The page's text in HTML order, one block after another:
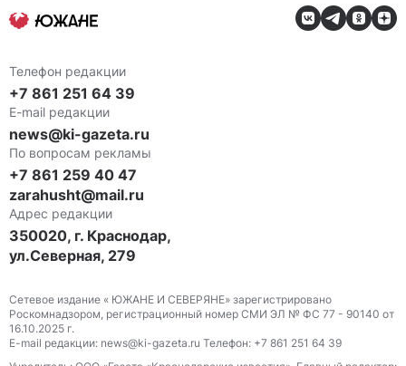
Телефон редакции
+7 861 251 64 39
E-mail редакции
news@ki-gazeta.ru
По вопросам рекламы
+7 861 259 40 47
zarahusht@mail.ru
Адрес редакции
350020, г. Краснодар,
ул.Северная, 279
Сетевое издание « ЮЖАНЕ И СЕВЕРЯНЕ» зарегистрировано
Роскомнадзором, регистрационный номер СМИ ЭЛ № ФС 77 - 90140 от
16.10.2025 г.
E-mail редакции: news@ki-gazeta.ru Телефон: +7 861 251 64 39